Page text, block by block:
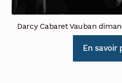
Darcy Cabaret Vauban
En savoir